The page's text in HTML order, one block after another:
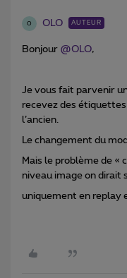
O OLO AUTEUR
Bonjour @OLO,
Je vous fait parvenir
recevez des
l’ancien.
Le changement du
Mais le problème de «
niveau image on dirait
uniquement en replay